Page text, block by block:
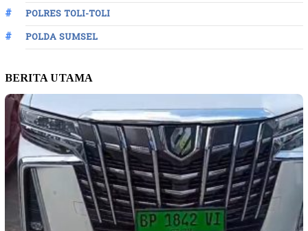
POLRES TOLI-TOLI
POLDA SUMSEL
BERITA UTAMA